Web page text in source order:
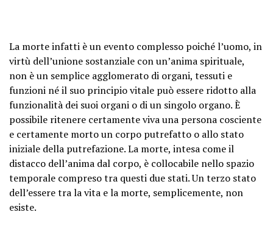
La morte infatti è un evento complesso poiché l’uomo, in
virtù dell’unione sostanziale con un’anima spirituale,
non è un semplice agglomerato di organi, tessuti e
funzioni né il suo principio vitale può essere ridotto alla
funzionalità dei suoi organi o di un singolo organo. È
possibile ritenere certamente viva una persona cosciente
e certamente morto un corpo putrefatto o allo stato
iniziale della putrefazione. La morte, intesa come il
distacco dell’anima dal corpo, è collocabile nello spazio
temporale compreso tra questi due stati. Un terzo stato
dell’essere tra la vita e la morte, semplicemente, non
esiste.